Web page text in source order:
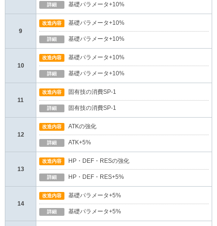
詳細 基礎パラメータ+10%
9
改造内容 基礎パラメータ+10%
詳細 基礎パラメータ+10%
10
改造内容 基礎パラメータ+10%
詳細 基礎パラメータ+10%
11
改造内容 固有技の消費SP-1
詳細 固有技の消費SP-1
12
改造内容 ATKの強化
詳細 ATK+5%
13
改造内容 HP・DEF・RESの強化
詳細 HP・DEF・RES+5%
14
改造内容 基礎パラメータ+5%
詳細 基礎パラメータ+5%